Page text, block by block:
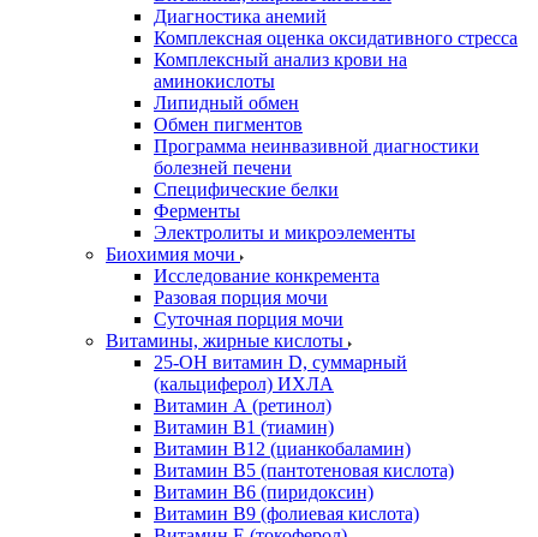
Диагностика анемий
Комплексная оценка оксидативного стресса
Комплексный анализ крови на
аминокислоты
Липидный обмен
Обмен пигментов
Программа неинвазивной диагностики
болезней печени
Специфические белки
Ферменты
Электролиты и микроэлементы
Биохимия мочи
Исследование конкремента
Разовая порция мочи
Суточная порция мочи
Витамины, жирные кислоты
25-OH витамин D, суммарный
(кальциферол) ИХЛА
Витамин А (ретинол)
Витамин В1 (тиамин)
Витамин В12 (цианкобаламин)
Витамин В5 (пантотеновая кислота)
Витамин В6 (пиридоксин)
Витамин В9 (фолиевая кислота)